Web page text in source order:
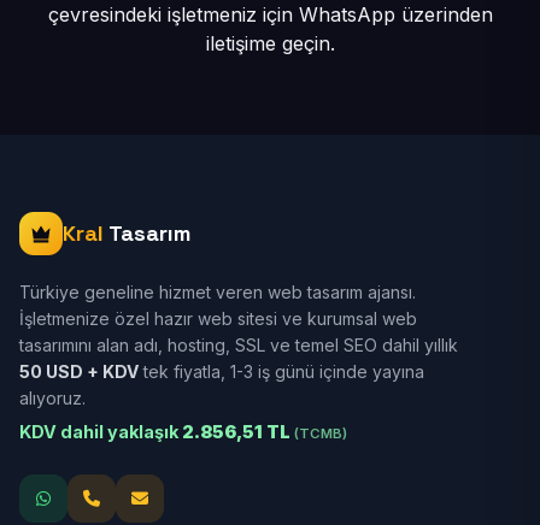
çevresindeki işletmeniz için WhatsApp üzerinden
iletişime geçin.
Kral Tasarım
Türkiye geneline hizmet veren web tasarım ajansı.
İşletmenize özel hazır web sitesi ve kurumsal web
tasarımını alan adı, hosting, SSL ve temel SEO dahil yıllık
50 USD + KDVtek fiyatla, 1-3 iş günü içinde yayına
alıyoruz.
KDV dahil yaklaşık 2.856,51 TL (TCMB)